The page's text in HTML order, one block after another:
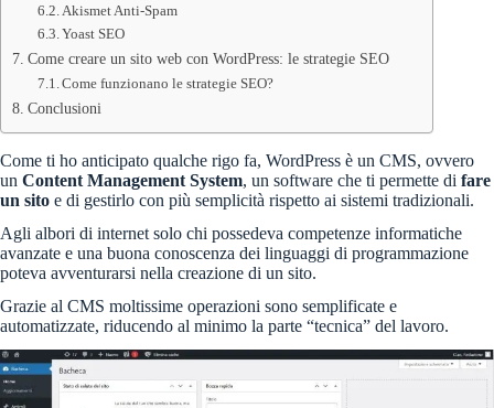
Akismet Anti-Spam
Yoast SEO
Come creare un sito web con WordPress: le strategie SEO
Come funzionano le strategie SEO?
Conclusioni
Come ti ho anticipato qualche rigo fa, WordPress è un CMS, ovvero
un Content Management System, un software che ti permette di fare
un sito e di gestirlo con più semplicità rispetto ai sistemi tradizionali.
Agli albori di internet solo chi possedeva competenze informatiche
avanzate e una buona conoscenza dei linguaggi di programmazione
poteva avventurarsi nella creazione di un sito.
Grazie al CMS moltissime operazioni sono semplificate e
automatizzate, riducendo al minimo la parte “tecnica” del lavoro.